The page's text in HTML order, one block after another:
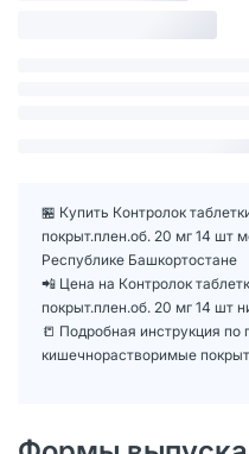
🏪 Купить Контролок
покрыт.плен.об. 20 мг 14 шт
Республике Башкортостане
📲 Цена на Контролок
покрыт.плен.об. 20 мг 14 шт
📒 Подробная инструкция
кишечнорастворимые